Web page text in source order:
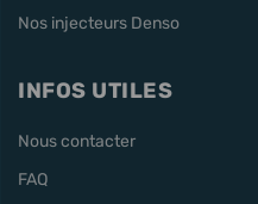
Nos injecteurs Denso
INFOS UTILES
Nous contacter
FAQ